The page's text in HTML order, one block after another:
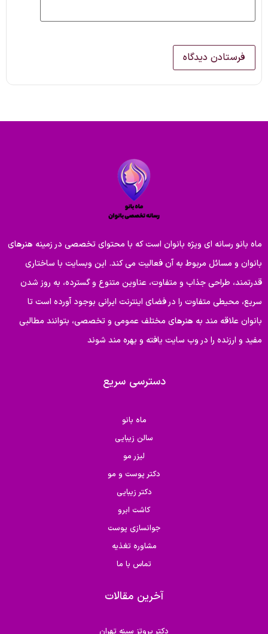
ماه بانو رسانه ای ویژه بانوان است که با محتوای تخصصی در زمینه هنرهای
بانوان و مسائل مربوط به آن فعالیت می کند. این وبسایت با ساختاری
قدرتمند، طراحی جذاب و متفاوت، عناوین متنوع و گسترده، به روز شدن
سریع، محیطی متفاوت را در فضای اینترنت ایرانی بوجود آورده است تا
بانوان علاقه مند به هنرهای مختلف عمومی و تخصصی، بتوانند مطالبی
مفید و ارزنده را در وب سایت یافته و بهره مند شوند
دسترسی سریع
ماه بانو
سالن زیبایی
لیزر مو
دکتر پوست و مو
دکتر زیبایی
کاشت ابرو
جوانسازی پوست
مشاوره تغذیه
تماس با ما
آخرین مقالات